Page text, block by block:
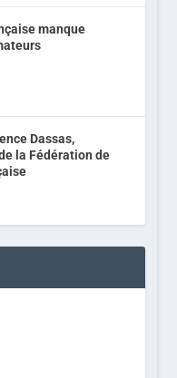
manque
Dassas,
la Fédération de